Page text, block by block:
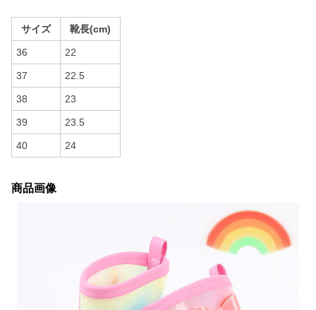
サイズ 靴長(cm)
36 22
37 22.5
38 23
39 23.5
40 24
商品画像